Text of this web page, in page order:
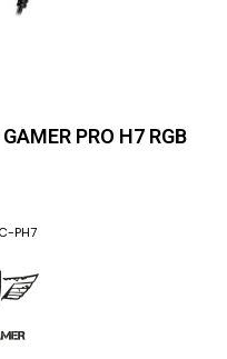
PRO H7 RGB
PH7